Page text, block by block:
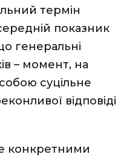
термін
показник
генеральні
– момент, на
суцільне
відповіді
конкретними